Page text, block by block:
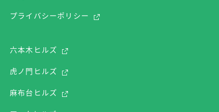
プライバシーポリシー
六本木ヒルズ
虎ノ門ヒルズ
麻布台ヒルズ